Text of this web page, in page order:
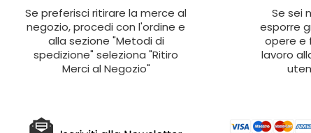
Se preferisci ritirare la merce al
negozio, procedi con l'ordine e
alla sezione "Metodi di
spedizione" seleziona "Ritiro
Merci al Negozio"
Se sei
esporre
opere e
lavoro